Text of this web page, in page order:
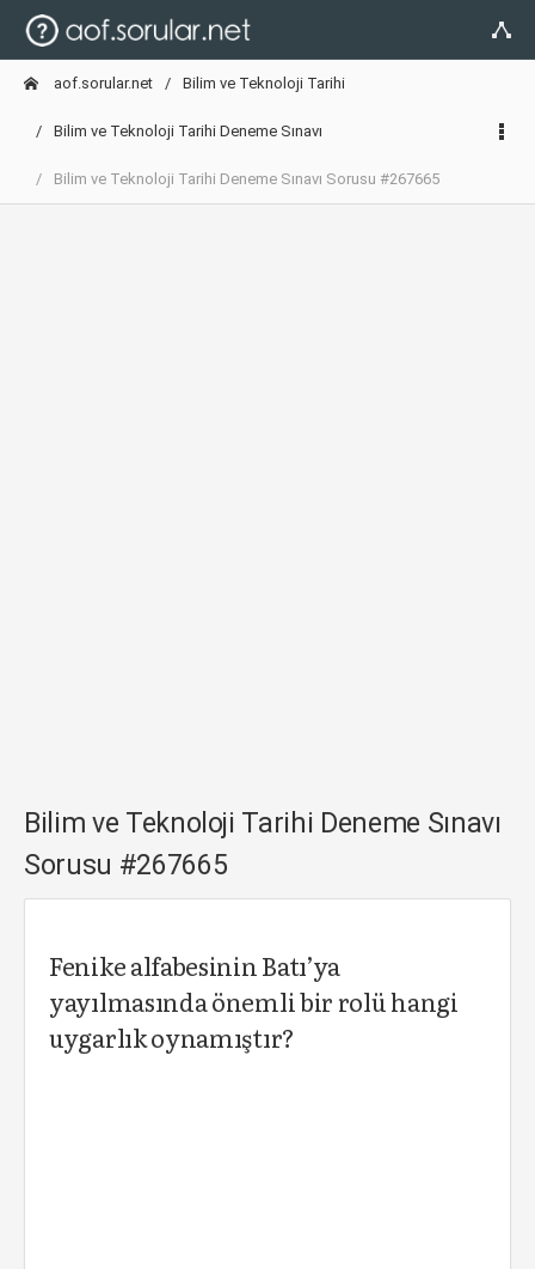
aof.sorular.net Bilim ve Teknoloji Tarihi
Bilim ve Teknoloji Tarihi Deneme Sınavı
Bilim ve Teknoloji Tarihi Deneme Sınavı Sorusu #267665
Bilim ve Teknoloji Tarihi Deneme Sınavı
Sorusu #267665
Fenike alfabesinin Batı’ya
yayılmasında önemli bir rolü hangi
uygarlık oynamıştır?